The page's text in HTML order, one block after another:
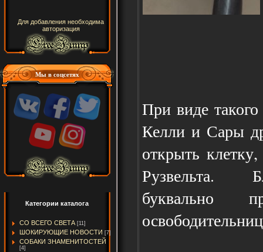
Для добавления необходима
авторизация
Мы в соцсетях
Категории каталога
СО ВСЕГО СВЕТА [11]
ШОКИРУЮЩИЕ НОВОСТИ [7]
СОБАКИ ЗНАМЕНИТОСТЕЙ
[4]
При виде такого
Келли и Сары
открыть
Рузвельта.
буквально